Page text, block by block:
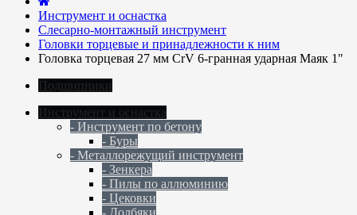
Инструмент и оснастка
Слесарно-монтажный инструмент
Головки торцевые и принадлежности к ним
Головка торцевая 27 мм CrV 6-гранная ударная Маяк 1"
Подшипники
Инструмент и оснастка
- Инструмент по бетону
- Буры
- Металлорежущий инструмент
- Зенкера
- Пилы по аллюминию
- Цековки
- Долбяки